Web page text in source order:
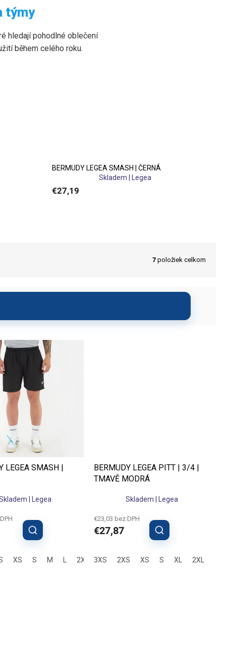
týmy
hledají pohodlné oblečení
během celého roku.
dlouhou životnost a
po dospělé. Využijí je
navíc využít
BERMUDY LEGEA SMASH | ČERNÁ
Skladem | Legea
€27,19
7 položiek celkom
LEGEA SMASH |
| Legea
XS S M 2XL
BERMUDY LEGEA PITT | 3/4 |
TMAVĚ MODRÁ
Skladem | Legea
€23,03 bez DPH
€27,87
3XS 2XS XS S XL 2XL